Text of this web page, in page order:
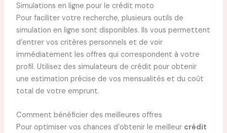
Simulations en ligne pour le crédit moto
Pour faciliter votre recherche, plusieurs outils de
simulation en ligne sont disponibles. Ils vous permettent
d’entrer vos critères personnels et de voir
immédiatement les offres qui correspondent à votre
profil. Utilisez des simulateurs de crédit pour obtenir
une estimation précise de vos mensualités et du coût
total de votre emprunt.
Comment bénéficier des meilleures offres
Pour optimiser vos chances d’obtenir le meilleur crédit